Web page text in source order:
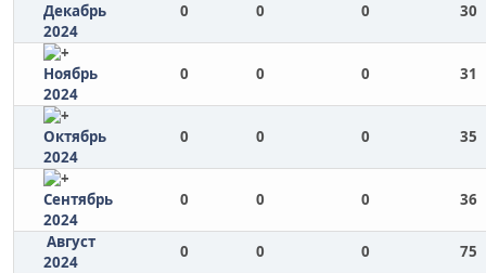
Декабрь
2024
0 0 0 30
Ноябрь
2024
0 0 0 31
Октябрь
2024
0 0 0 35
Сентябрь
2024
0 0 0 36
Август
2024
0 0 0
75